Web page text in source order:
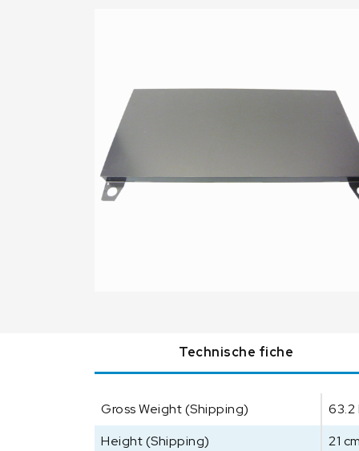
Technische fiche
Gross Weight (Shipping)
63.2
Height (Shipping)
21 cm